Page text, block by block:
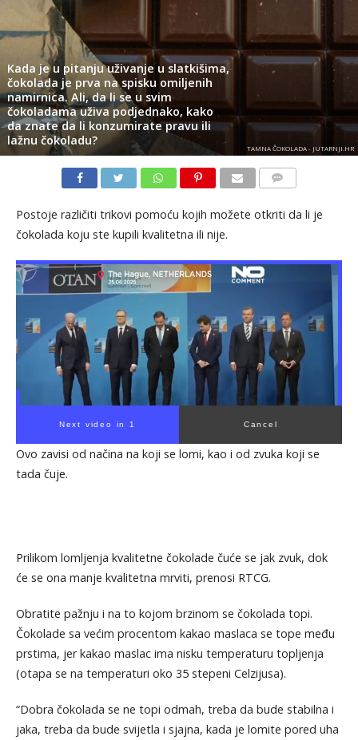
Kada je u pitanju uživanje u slatkišima,
čokolada je prva na spisku omiljenih
namirnica. Ali, da li se u svim
čokoladama uživa podjednako, kako
da znate da li konzumirate pravu ili
lažnu čokoladu?
TAMNA ČOKOLADA - JUTARNJI.HR
Postoje različiti trikovi pomoću kojih možete otkriti da li je
čokolada koju ste kupili kvalitetna ili nije.
Next video in 1 Cancel
Ovo zavisi od načina na koji se lomi, kao i od zvuka koji se
tada čuje.
Prilikom lomljenja kvalitetne čokolade čuće se jak zvuk, dok
će se ona manje kvalitetna mrviti, prenosi RTCG.
Obratite pažnju i na to kojom brzinom se čokolada topi.
Čokolade sa većim procentom kakao maslaca se tope među
prstima, jer kakao maslac ima nisku temperaturu topljenja
(otapa se na temperaturi oko 35 stepeni Celzijusa).
“Dobra čokolada se ne topi odmah, treba da bude stabilna i
jaka, treba da bude svijetla i sjajna, kada je lomite pored uha